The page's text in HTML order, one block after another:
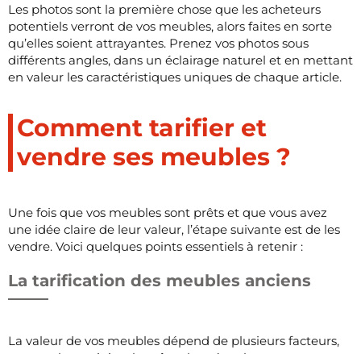
Les photos sont la première chose que les acheteurs
potentiels verront de vos meubles, alors faites en sorte
qu’elles soient attrayantes. Prenez vos photos sous
différents angles, dans un éclairage naturel et en mettant
en valeur les caractéristiques uniques de chaque article.
Comment tarifier et
vendre ses meubles ?
Une fois que vos meubles sont prêts et que vous avez
une idée claire de leur valeur, l’étape suivante est de les
vendre. Voici quelques points essentiels à retenir :
La tarification des meubles anciens
La valeur de vos meubles dépend de plusieurs facteurs,